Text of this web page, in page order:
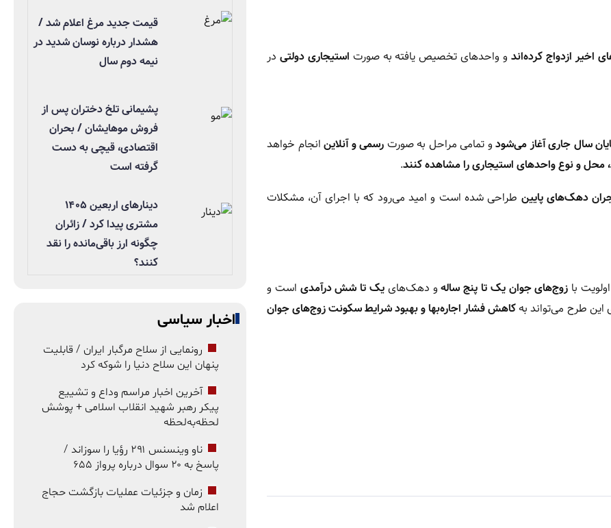
اخیر ازدواج کرده‌اند و واحدهای تخصیص یافته به صورت استیجاری دولتی در
سال جاری آغاز می‌شود و تمامی مراحل به صورت رسمی و آنلاین انجام خواهد
محل و نوع واحدهای استیجاری را مشاهده کنند.
دهک‌های پایین طراحی شده است و امید می‌رود که با اجرای آن، مشکلات
زوج‌های جوان یک تا پنج سالهو دهک‌های یک تا شش درآمدی است و
این طرح می‌تواند بهکاهش فشار اجاره‌بها و بهبود شرایط سکونت زوج‌های جوان
قیمت جدید مرغ اعلام شد /
هشدار درباره نوسان شدید در
نیمه دوم سال
پشیمانی تلخ دختران پس از
فروش موهایشان / بحران
اقتصادی، قیچی به دست
گرفته است
دینارهای اربعین ۱۴۰۵
مشتری پیدا کرد / زائران
چگونه ارز باقی‌مانده را نقد
کنند؟
اخبار سیاسی
رونمایی از سلاح مرگبار ایران / قابلیت
پنهان این سلاح دنیا را شوکه کرد
آخرین اخبار مراسم وداع و تشییع
پیکر رهبر شهید انقلاب اسلامی + پوشش
لحظه‌به‌لحظه
ناو وینسنس ۲۹۱ رؤیا را سوزاند /
پاسخ به ۲۰ سوال درباره پرواز ۶۵۵
زمان و جزئیات عملیات بازگشت حجاج
اعلام شد